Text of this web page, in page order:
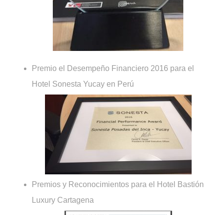
Premio el Desempeño Financiero 2016 para el
Hotel Sonesta Yucay en Perú
Premios y Reconocimientos para el Hotel Bastión
Luxury Cartagena